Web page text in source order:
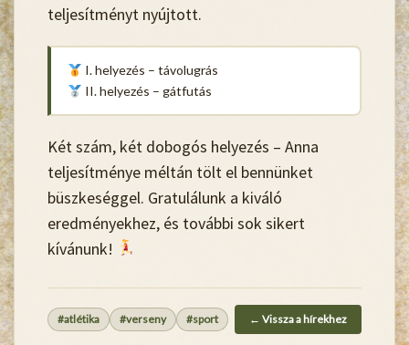
teljesítményt nyújtott.
I. helyezés – távolugrás
II. helyezés – gátfutás
Két szám, két dobogós helyezés – Anna
teljesítménye méltán tölt el bennünket
büszkeséggel. Gratulálunk a kiváló
eredményekhez, és további sok sikert
kívánunk!
#atlétika #verseny #sport ← Vissza a hírekhez